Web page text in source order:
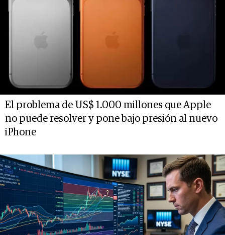
El problema de US$ 1.000 millones que Apple
no puede resolver y pone bajo presión al nuevo
iPhone